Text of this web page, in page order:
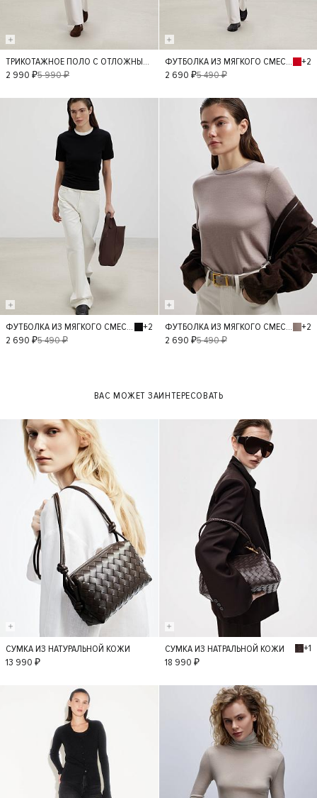
XS S
ТРИКОТАЖНОЕ ПОЛО С ОТЛОЖНЫМ ВОРОТНИКОМ
2 990 ₽5 990 ₽ S L
ФУТБОЛКА ИЗ МЯГКОГО СМЕСОВОГО ТРИКОТАЖА
+2
2 690 ₽5 490 ₽
S L
ФУТБОЛКА ИЗ МЯГКОГО СМЕСОВОГО ТРИКОТАЖА
+2
2 690 ₽5 490 ₽ S L
ФУТБОЛКА ИЗ МЯГКОГО СМЕСОВОГО ТРИКОТАЖА
+2
2 690 ₽5 490 ₽
ВАС МОЖЕТ ЗАИНТЕРЕСОВАТЬ
S
СУМКА ИЗ НАТУРАЛЬНОЙ КОЖИ
13 990 ₽
S
СУМКА ИЗ НАТРАЛЬНОЙ КОЖИ
+1
18 990 ₽